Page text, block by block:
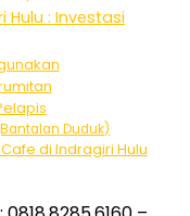
Hulu : Investasi
Duduk)
di Indragiri Hulu